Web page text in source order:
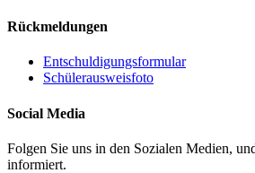
Rückmeldungen
Entschuldigungsformular
Schülerausweisfoto
Social Media
Folgen Sie uns in den Sozialen Medien,
informiert.